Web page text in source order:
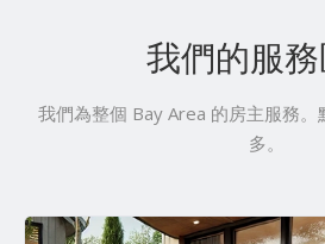
我們的服
我們為整個 Bay Area 的房主服務
多。